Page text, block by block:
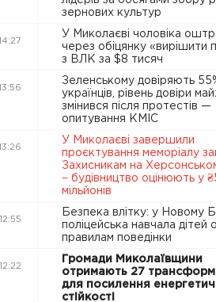
зернових культур
14:27
У Миколаєві чоловіка
через обіцянку «вирішити
з ВЛК за $8 тисяч
13:56
Зеленському довіряють
українців, рівень довіри
змінився після протестів —
опитування КМІС
13:26
У Миколаєві завершили
проєктування меморіалу
Захисникам на
– будівництво оцінюють у
мільйонів
12:55
Безпека влітку: у Новому
поліцейська навчала дітей
правилам поведінки
12:22
Громади Миколаївщини
отримають 27
для посилення
стійкості